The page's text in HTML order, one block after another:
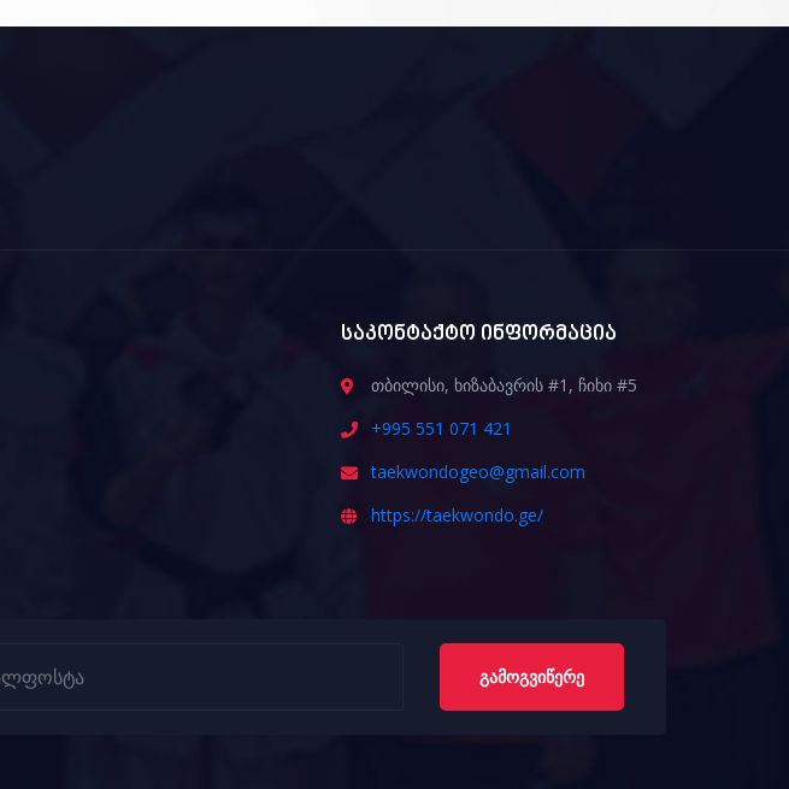
საკონტაქტო ინფორმაცია
თბილისი, ხიზაბავრის #1, ჩიხი #5
+995 551 071 421
taekwondogeo@gmail.com
https://taekwondo.ge/
ᲒᲐᲛᲝᲒᲕᲘᲬᲔᲠᲔ